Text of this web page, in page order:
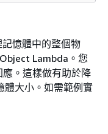
憶體中的整個物
Lambda。您
。這樣做有助於降
體大小。如需範例實